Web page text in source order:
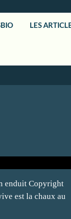
LES
enduit Copyright
est la chaux au